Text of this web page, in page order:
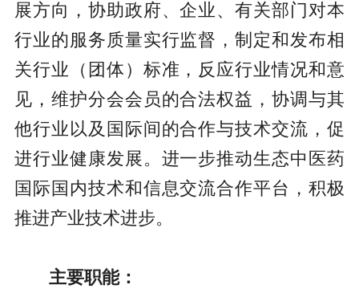
展方向，协助政府、企业、有关部门对本
行业的服务质量实行监督，制定和发布相
关行业（团体）标准，反应行业情况和意
见，维护分会会员的合法权益，协调与其
他行业以及国际间的合作与技术交流，促
进行业健康发展。进一步推动生态中医药
国际国内技术和信息交流合作平台，积极
推进产业技术进步。
主要职能：